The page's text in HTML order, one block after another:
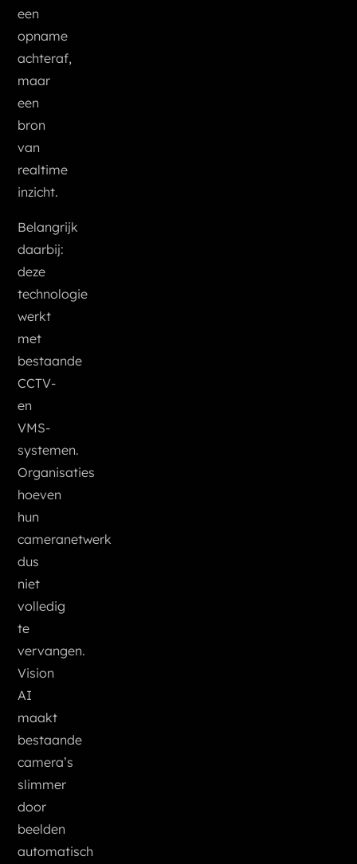
een
opname
achteraf,
maar
een
bron
van
realtime
inzicht.
Belangrijk
daarbij:
deze
technologie
werkt
met
bestaande
CCTV-
en
VMS-
systemen.
Organisaties
hoeven
hun
cameranetwerk
dus
niet
volledig
te
vervangen.
Vision
AI
maakt
bestaande
camera’s
slimmer
door
beelden
automatisch